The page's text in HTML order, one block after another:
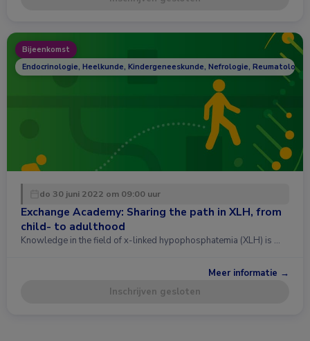
Bijeenkomst
Endocrinologie, Heelkunde, Kindergeneeskunde, Nefrologie, Reumatologie
do 30 juni 2022 om 09:00 uur
Exchange Academy: Sharing the path in XLH, from
child- to adulthood
Knowledge in the field of x-linked hypophosphatemia (XLH) is …
Meer informatie →
Inschrijven gesloten